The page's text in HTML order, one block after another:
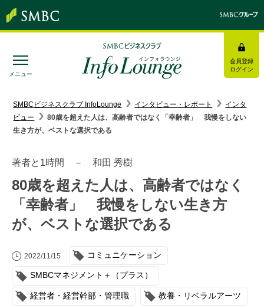
メニュー
会員登録
ログイン
みんなの研修
ログイン/会員登録
トピックス＆インフォメーション
お役立ち情報
インタビュー・レポート
連載・コラム
イベント・セミナー
SMBCビジネスクラブ InfoLounge インタビュー・レポート
インタ
ビュー
80歳を超えた人は、高齢者ではなく「幸齢者」 我慢をしない
生き方が、ベストな選択である
著者と1時間 － 和田 秀樹
80歳を超えた人は、高齢者ではなく
「幸齢者」 我慢をしない生き方
が、ベストな選択である
2022/11/15 コミュニケーション
SMBCマネジメント＋（プラス）
経営者・経営幹部・管理職 教養・リベラルアーツ